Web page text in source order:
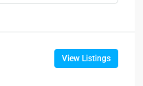
View Listings